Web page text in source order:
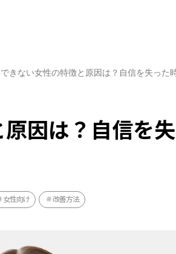
きない女性の特徴と原因は？自信を失った
因は？自信を
女性向け 改善方法